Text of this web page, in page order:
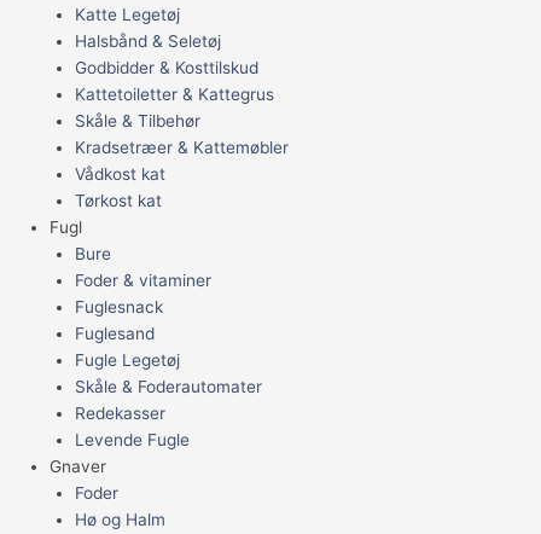
Katte Legetøj
Halsbånd & Seletøj
Godbidder & Kosttilskud
Kattetoiletter & Kattegrus
Skåle & Tilbehør
Kradsetræer & Kattemøbler
Vådkost kat
Tørkost kat
Fugl
Bure
Foder & vitaminer
Fuglesnack
Fuglesand
Fugle Legetøj
Skåle & Foderautomater
Redekasser
Levende Fugle
Gnaver
Foder
Hø og Halm